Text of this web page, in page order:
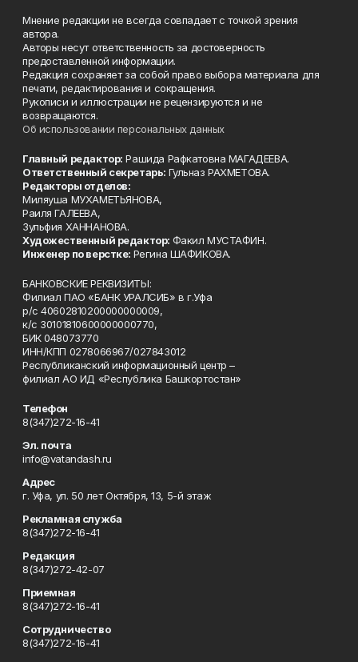
Мнение редакции не всегда совпадает с точкой зрения
автора.
Авторы несут ответственность за достоверность
предоставленной информации.
Редакция сохраняет за собой право выбора материала для
печати, редактирования и сокращения.
Рукописи и иллюстрации не рецензируются и не
возвращаются.
Об использовании персональных данных
Главный редактор: Рашида Рафкатовна МАГАДЕЕВА.
Ответственный секретарь: Гульназ РАХМЕТОВА.
Редакторы отделов:
Миляуша МУХАМЕТЬЯНОВА,
Раиля ГАЛЕЕВА,
Зульфия ХАННАНОВА.
Художественный редактор: Факил МУСТАФИН.
Инженер по верстке: Регина ШАФИКОВА.
БАНКОВСКИЕ РЕКВИЗИТЫ:
Филиал ПАО «БАНК УРАЛСИБ» в г.Уфа
р/с 40602810200000000009,
к/с 30101810600000000770,
БИК 048073770
ИНН/КПП 0278066967/027843012
Республиканский информационный центр –
филиал АО ИД «Республика Башкортостан»
Телефон
8(347)272-16-41
Эл. почта
info@vatandash.ru
Адрес
г. Уфа, ул. 50 лет Октября, 13, 5-й этаж
Рекламная служба
8(347)272-16-41
Редакция
8(347)272-42-07
Приемная
8(347)272-16-41
Сотрудничество
8(347)272-16-41